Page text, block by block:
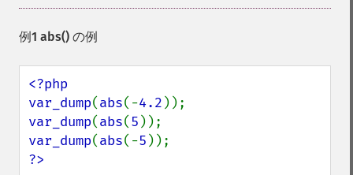
例1 abs() の例
<?php
var_dump(abs(-4.2
var_dump(abs(5
var_dump(abs(-5
?>